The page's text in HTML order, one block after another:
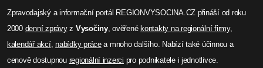
Zpravodajský a informační portál REGIONVYSOCINA.CZ přináší od roku
2000 denní zprávyz Vysočiny, ověřené kontakty na regionální firmy,
kalendář akcí,nabídky prácea mnoho dalšího. Nabízí také účinnou a
cenově dostupnou regionální inzerci pro podnikatele i jednotlivce.